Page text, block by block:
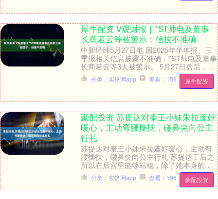
犀牛配资 V观财报｜*ST帅电及董事
长商若云等被警示：信披不准确
中新经纬5月27日电 因2025年半年报、三
季报相关信息披露不准确，*ST帅电及董事
长商若云等3人被警示。 5月27日盘后，
*ST帅电公告，公司于近日收到浙江证....
犀牛配资
分类：实倍网app 查看：159
豪配投资 苏提达对泰王小妹朱拉蓬好
暖心，主动弯腰搀扶，碰鼻尖向公主
行礼
苏提达对泰王小妹朱拉蓬好暖心，主动弯
腰搀扶，碰鼻尖向公主行礼 苏提达王后之
所以在后宫里能够站稳，除了她本身的优
秀与泰王的感情之外，她也是情商社交能
力一流。她能够....
豪配投资
分类：实倍网app 查看：196